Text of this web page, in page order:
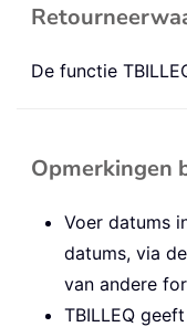
De functie
Opmerkingen
Voer datums
datums, via
van andere
TBILLEQ